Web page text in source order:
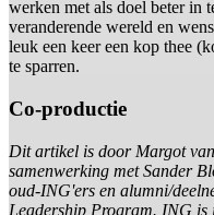
werken met als doel beter in
veranderende wereld en
leuk een keer een kop thee
te sparren.
Co-productie
Dit artikel is door Margot
samenwerking met Sander
oud-ING'ers en alumni/
Leadership Program. ING is